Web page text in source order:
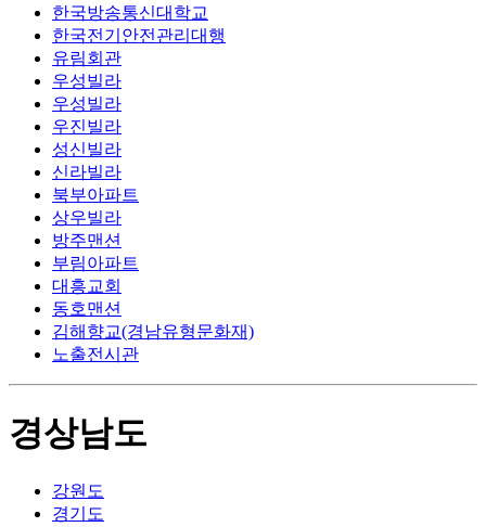
한국방송통신대학교
한국전기안전관리대행
유림회관
우성빌라
우성빌라
우진빌라
성신빌라
신라빌라
북부아파트
상우빌라
방주맨션
부림아파트
대흥교회
동호맨션
김해향교(경남유형문화재)
노출전시관
경상남도
강원도
경기도